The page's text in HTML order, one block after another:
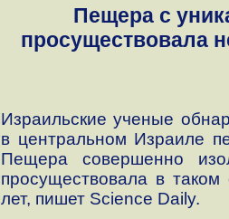
Пещера с
просуществовала
Израильские ученые
в центральном Израиле
Пещера совершенно
просуществовала в
лет, пишет Science Daily.